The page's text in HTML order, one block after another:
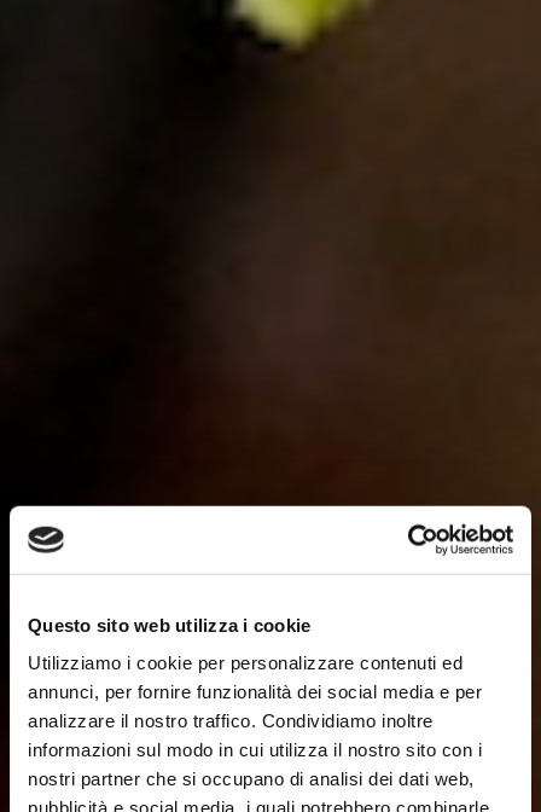
Questo sito web utilizza i cookie
Utilizziamo i cookie per personalizzare contenuti ed
annunci, per fornire funzionalità dei social media e per
analizzare il nostro traffico. Condividiamo inoltre
informazioni sul modo in cui utilizza il nostro sito con i
nostri partner che si occupano di analisi dei dati web,
pubblicità e social media, i quali potrebbero combinarle